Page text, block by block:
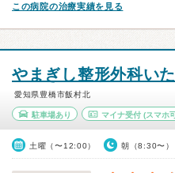
この病院の治療実績を見る
やまぎし整形外科い
愛知県豊橋市飯村北
駐車場あり マイナ受付(スマホ
土曜（〜12:00） 朝（8:30〜）